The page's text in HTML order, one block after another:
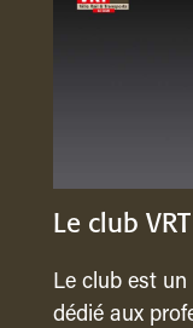
Le club VRT
Le club est un
dédié aux